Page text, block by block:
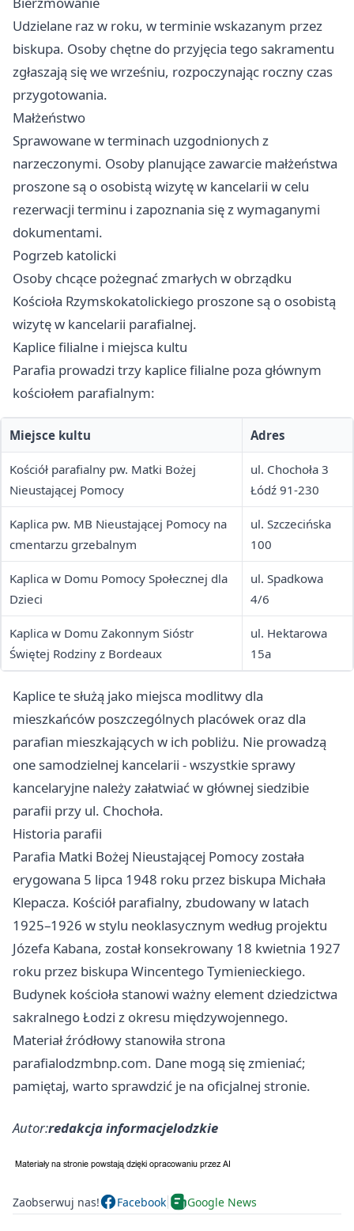
Udzielane raz w roku, w terminie wskazanym przez
biskupa. Osoby chętne do przyjęcia tego sakramentu
zgłaszają się we wrześniu, rozpoczynając roczny czas
przygotowania.
Małżeństwo
Sprawowane w terminach uzgodnionych z
narzeczonymi. Osoby planujące zawarcie małżeństwa
proszone są o osobistą wizytę w kancelarii w celu
rezerwacji terminu i zapoznania się z wymaganymi
dokumentami.
Pogrzeb katolicki
Osoby chcące pożegnać zmarłych w obrządku
Kościoła Rzymskokatolickiego proszone są o osobistą
wizytę w kancelarii parafialnej.
Kaplice filialne i miejsca kultu
Parafia prowadzi trzy kaplice filialne poza głównym
kościołem parafialnym:
Miejsce kultu Adres
Kościół parafialny pw. Matki Bożej
Nieustającej Pomocy
ul. Chochoła 3
Łódź 91-230
Kaplica pw. MB Nieustającej Pomocy na
cmentarzu grzebalnym
ul. Szczecińska
100
Kaplica w Domu Pomocy Społecznej dla
Dzieci
ul. Spadkowa
4/6
Kaplica w Domu Zakonnym Sióstr
Świętej Rodziny z Bordeaux
ul. Hektarowa
15a
Kaplice te służą jako miejsca modlitwy dla
mieszkańców poszczególnych placówek oraz dla
parafian mieszkających w ich pobliżu. Nie prowadzą
one samodzielnej kancelarii - wszystkie sprawy
kancelaryjne należy załatwiać w głównej siedzibie
parafii przy ul. Chochoła.
Historia parafii
Parafia Matki Bożej Nieustającej Pomocy została
erygowana 5 lipca 1948 roku przez biskupa Michała
Klepacza. Kościół parafialny, zbudowany w latach
1925–1926 w stylu neoklasycznym według projektu
Józefa Kabana, został konsekrowany 18 kwietnia 1927
roku przez biskupa Wincentego Tymienieckiego.
Budynek kościoła stanowi ważny element dziedzictwa
sakralnego Łodzi z okresu międzywojennego.
Materiał źródłowy stanowiła strona
parafialodzmbnp.com. Dane mogą się zmieniać;
pamiętaj, warto sprawdzić je na oficjalnej stronie.
Autor:redakcja informacjelodzkie
Zaobserwuj nas! Facebook Google News